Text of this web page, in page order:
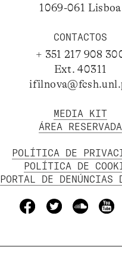
1069-061 Lisboa
CONTACTOS
+ 351 217 908
Ext. 40311
MEDIA KIT
ÁREA RESERVADA
POLÍTICA DE
POLÍTICA DE
PORTAL DE DENÚNCIAS